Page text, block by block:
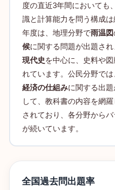
度の直近3年間においても
識と計算能力を問う構成
年度は、地理分野で雨温図
候に関する問題が出題され
現代史を中心に、史料や
れています。公民分野では
経済の仕組みに関する出
して、教科書の内容を網
されており、各分野から
が続いています。
全国過去問出題率